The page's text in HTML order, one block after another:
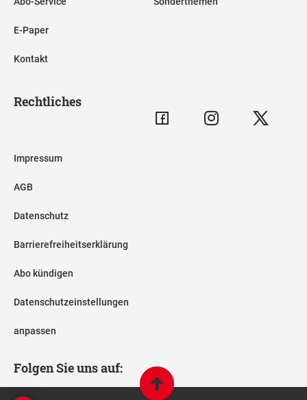
E-Paper
Kontakt
Rechtliches
Impressum
AGB
Datenschutz
Barrierefreiheitserklärung
Abo kündigen
Datenschutzeinstellungen
anpassen
Folgen Sie uns auf: